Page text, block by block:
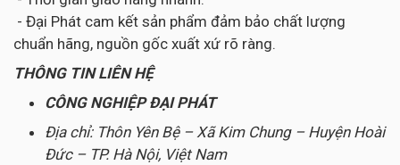
- Đại Phát cam kết sản phẩm đảm bảo chất lượng
chuẩn hãng, nguồn gốc xuất xứ rõ ràng.
THÔNG TIN LIÊN HỆ
CÔNG NGHIỆP ĐẠI PHÁT
Địa chỉ: Thôn Yên Bệ – Xã Kim Chung – Huyện Hoài
Đức – TP. Hà Nội, Việt Nam